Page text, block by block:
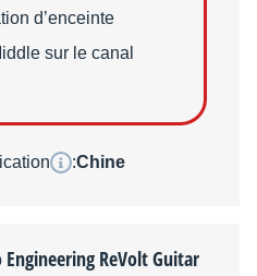
d’enceinte
sur le canal
:Chine
ReVolt Guitar